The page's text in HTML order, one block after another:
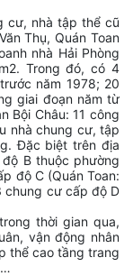
cư, nhà tập thể cũ
Thụ, Quán Toan
nhà Hải Phòng
Trong đó, có 4
năm 1978; 20
giai đoạn năm từ
Bội Châu: 11 công
nhà chung cư, tập
Đặc biệt trên địa
B thuộc phường
độ C (Quán Toan:
chung cư cấp độ D
thời gian qua,
vận động nhân
thể cao tầng trang